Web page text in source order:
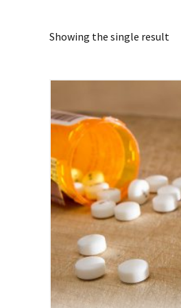
Showing the single result